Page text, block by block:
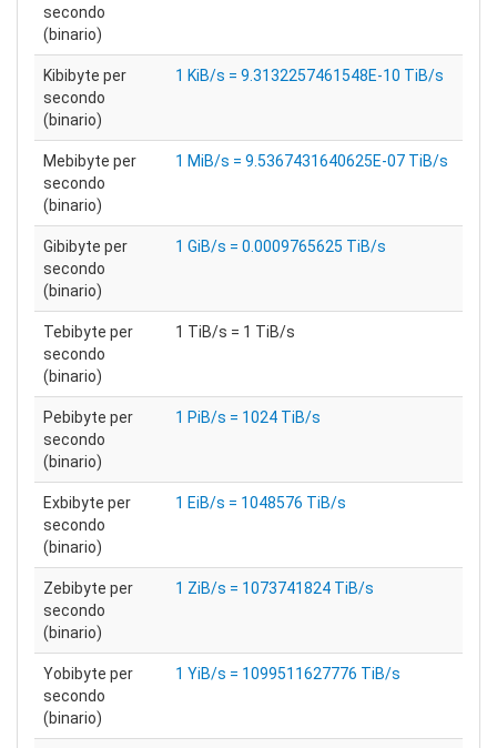
secondo
(binario)
Kibibyte per
secondo
(binario)
1 KiB/s = 9.3132257461548E-10 TiB/s
Mebibyte per
secondo
(binario)
1 MiB/s = 9.5367431640625E-07 TiB/s
Gibibyte per
secondo
(binario)
1 GiB/s = 0.0009765625 TiB/s
Tebibyte per
secondo
(binario)
1 TiB/s = 1 TiB/s
Pebibyte per
secondo
(binario)
1 PiB/s = 1024 TiB/s
Exbibyte per
secondo
(binario)
1 EiB/s = 1048576 TiB/s
Zebibyte per
secondo
(binario)
1 ZiB/s = 1073741824 TiB/s
Yobibyte per
secondo
(binario)
1 YiB/s = 1099511627776 TiB/s